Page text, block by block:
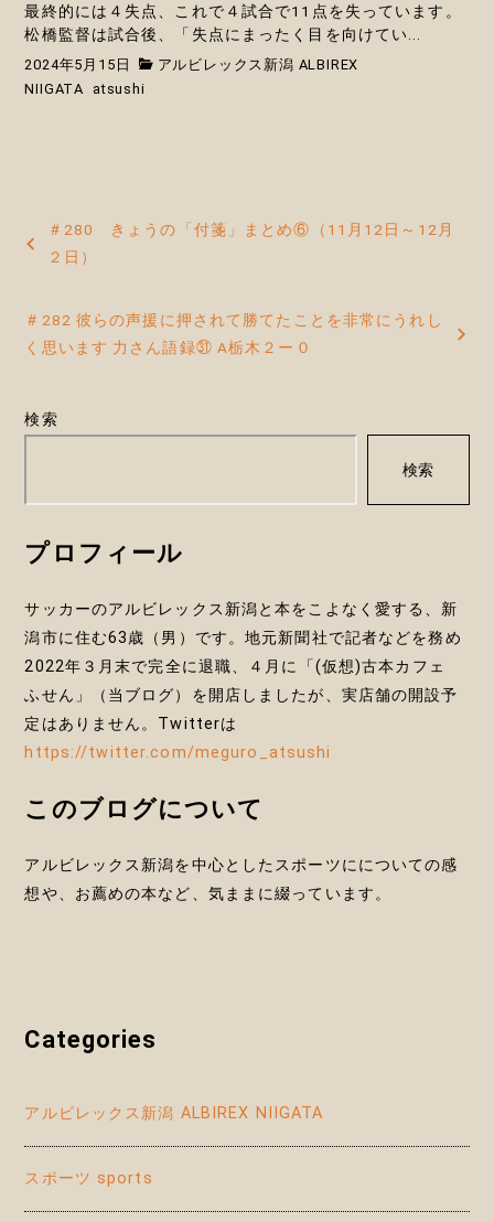
最終的には４失点、これで４試合で11点を失っています。
松橋監督は試合後、「失点にまったく目を向けてい...
2024年5月15日
アルビレックス新潟 ALBIREX
NIIGATA
atsushi
稿
ビ
ー
ョ
ン
＃280 きょうの「付箋」まとめ⑥（11月12日～12月
２日）
＃282 彼らの声援に押されて勝てたことを非常にうれし
く思います 力さん語録㉛ A栃木２ー０
検索
検索
プロフィール
サッカーのアルビレックス新潟と本をこよなく愛する、新
潟市に住む63歳（男）です。地元新聞社で記者などを務め
2022年３月末で完全に退職、４月に「(仮想)古本カフェ
ふせん」（当ブログ）を開店しましたが、実店舗の開設予
定はありません。Twitterは
https://twitter.com/meguro_atsushi
このブログについて
アルビレックス新潟を中心としたスポーツにについての感
想や、お薦めの本など、気ままに綴っています。
Categories
アルビレックス新潟 ALBIREX NIIGATA
スポーツ sports